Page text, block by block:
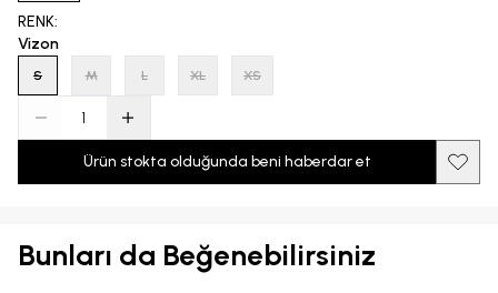
RENK:
Vizon
S M L XL XS
Ürün stokta olduğunda beni haberdar et
Bunları da Beğenebilirsiniz